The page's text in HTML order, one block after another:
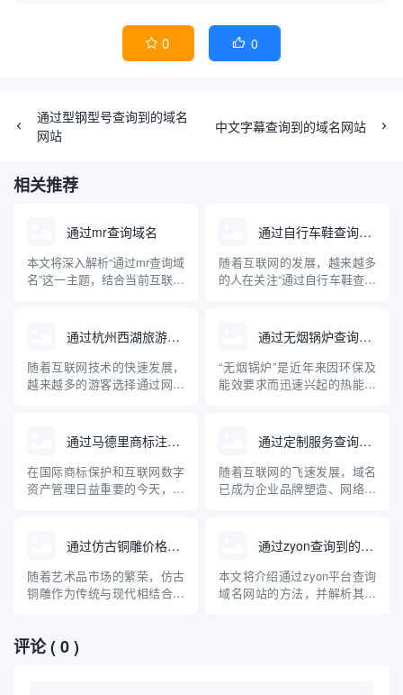
 0  0
通过型钢型号查询到的域名
网站
中文字幕查询到的域名网站
相关推荐
通过mr查询域名
本文将深入解析“通过mr查询域
名”这一主题，结合当前互联网
Relay）在域名解析中的实际
用途和常见方法，并介绍相关
的专业工具与操作步骤。文章
内容兼顾理论与实操，旨在帮
通过自行车鞋查询域名
随着互联网的发展，越来越多
的人在关注“通过自行车鞋查询
标识，更牵扯到企业品牌建
设、电子商务及网络安全等多
重维度。本文将系统科普通过
自行车鞋查询域名的实际含
通过杭州西湖旅游查询域名
随着互联网技术的快速发展，
越来越多的游客选择通过网络
富的旅游信息资源。本文将介
绍如何通过互联网查询杭州西
湖的旅游相关域名，并为游客
合理规划出行提供专业的指导
通过无烟锅炉查询到的域名网站
“无烟锅炉”是近年来因环保及
能效要求而迅速兴起的热能设
网查询、比较各种无烟锅炉产
品和品牌。本文介绍了与无烟
锅炉相关的主要专业网站及其
特点，并针对无烟锅炉的原
通过马德里商标注册查询域名
在国际商标保护和互联网数字
资产管理日益重要的今天，企
商标注册体系查询域名，是品
牌全球布局和防止知识产权纠
纷的重要一环。本文介绍了马
德里商标注册的基本流程、与
通过定制服务查询域名
随着互联网的飞速发展，域名
已成为企业品牌塑造、网络入
需求和复杂的市场“抢注”环
境，传统的域名查询方式正逐
渐暴露出局限性。相比之下，
基于大数据和多样化需求定制
通过仿古铜雕价格查询域名
随着艺术品市场的繁荣，仿古
铜雕作为传统与现代相结合的
入手仿古铜雕的人来说，了解
其市场价格及相关查询方式变
通过zyon查询到的域名网站
本文将介绍通过zyon平台查询
域名网站的方法，并解析其背
评论( 0 )